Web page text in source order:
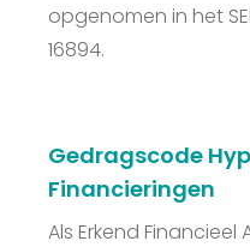
opgenomen in het
16894.
Gedragscode
Financieringen
Als Erkend Financieel